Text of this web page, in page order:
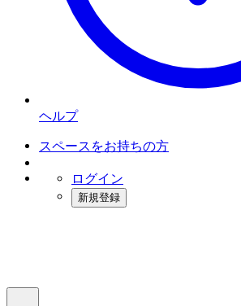
ヘルプ
スペースをお持ちの方
ログイン
新規登録